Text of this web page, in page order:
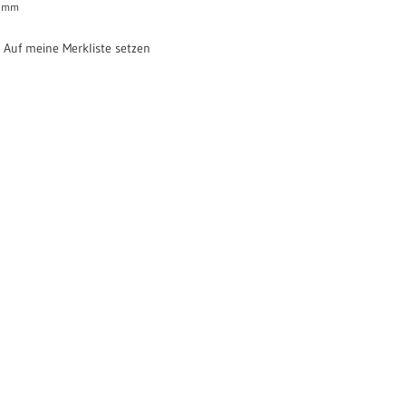
mm
Auf meine Merkliste setzen